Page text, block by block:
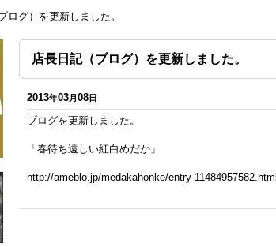
ログ）を更新しました。
店長日記（ブログ）を更新しました。
2013年03月08日
ブログを更新しました。
「春待ち遠しい紅白めだか」
http://ameblo.jp/medakahonke/entry-11484957582.html